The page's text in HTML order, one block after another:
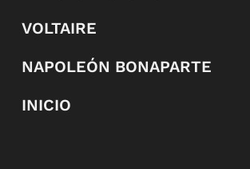
VOLTAIRE
NAPOLEÓN BONAPARTE
INICIO